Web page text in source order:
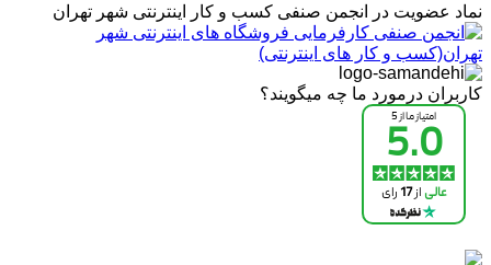
نماد عضویت در انجمن صنفی کسب و کار اینترنتی شهر تهران
کاربران درمورد ما چه میگویند؟